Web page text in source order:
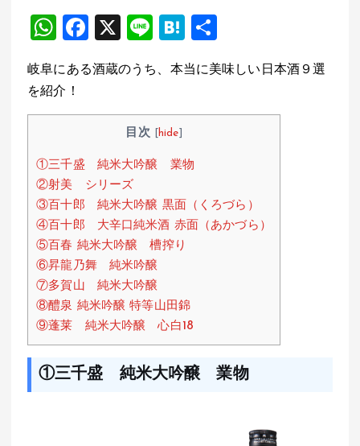
W
at
s
p
p
F
ce
o
k
X
Li
e
H
e
岐阜にある酒蔵のうち、本当に美味しい日本酒９選
を紹介！
目次 hide
①三千盛 純米大吟醸 業物
②射美 シリーズ
③百十郎 純米大吟醸 黒面（くろづら）
④百十郎 大辛口純米酒 赤面（あかづら）
⑤百春 純米大吟醸 槽搾り
⑥昇龍乃舞 純米吟醸
⑦多賀山 純米大吟醸
⑧醴泉 純米吟醸 特等山田錦
⑨蓬莱 純米大吟醸 心白18
①三千盛 純米大吟醸 業物